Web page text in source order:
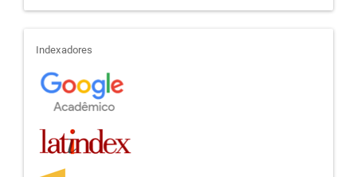
indexadores
Indexadores